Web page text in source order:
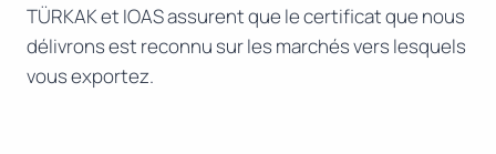
TÜRKAK et IOAS assurent que le certificat que nous
délivrons est reconnu sur les marchés vers lesquels
vous exportez.